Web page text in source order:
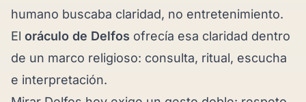
humano buscaba claridad, no entretenimiento.
El oráculo de Delfos ofrecía esa claridad dentro
de un marco religioso: consulta, ritual, escucha
e interpretación.